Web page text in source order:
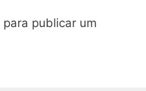
para publicar um